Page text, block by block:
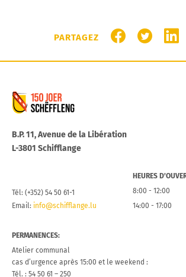
PARTAGEZ
PARTAGER
B.P. 11, Avenue de la Libération
L-3801 Schifflange
Tél: (+352) 54 50 61-1
Email: info@schifflange.lu
HEURES
8:00 - 12:00
14:00 - 17:00
PERMANENCES:
Atelier communal
cas d’urgence après 15:00 et le weekend :
Tél. : 54 50 61 – 250